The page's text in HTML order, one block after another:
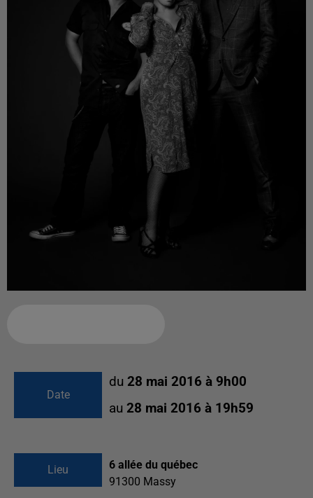
Date
du 28 mai 2016 à 9h00
au 28 mai 2016 à 19h59
Lieu
6 allée du québec
91300 Massy